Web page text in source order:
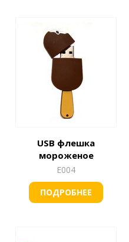
USB флешка
мороженое
Е004
ПОДРОБНЕЕ